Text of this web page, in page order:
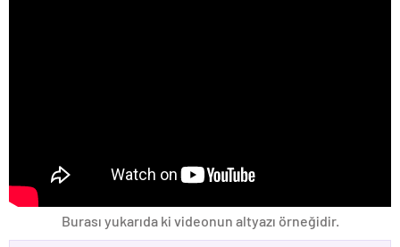
Burası yukarıda ki videonun altyazı örneğidir.